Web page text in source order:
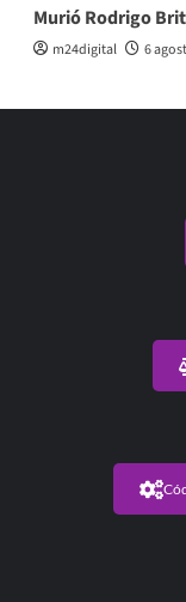
Murió Rodrigo
m24digital 6